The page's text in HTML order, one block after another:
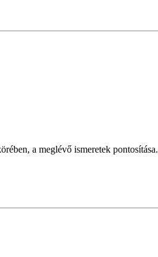
a meglévő ismeretek pontosítása.